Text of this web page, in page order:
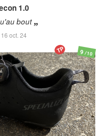
1.0
bout
16 oct. 24
9/10
TP